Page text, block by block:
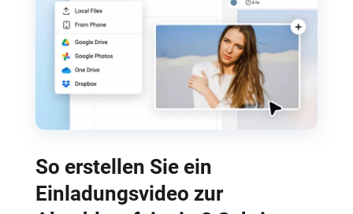
So erstellen Sie ein
Einladungsvideo zur